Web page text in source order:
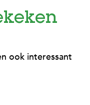
ook interessant